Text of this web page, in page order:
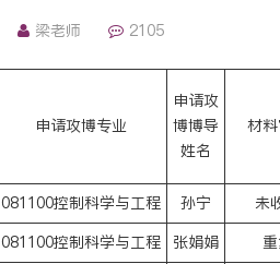
梁老师 2105
申请攻博专业
申请攻
博博导
姓名
材
081100控制科学与工程 孙宁
未
081100控制科学与工程 张娟娟